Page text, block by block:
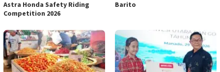
Astra Honda Safety Riding
Competition 2026
Barito